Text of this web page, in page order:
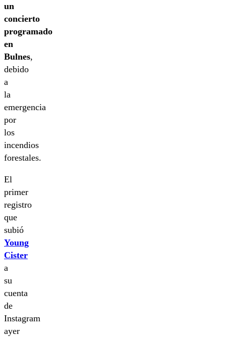
un
concierto
programado
en
Bulnes,
debido
a
la
emergencia
por
los
incendios
forestales.
El
primer
registro
que
subió
Young
Cister
a
su
cuenta
de
Instagram
ayer